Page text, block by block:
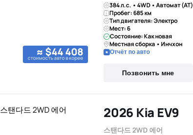
≈ $44 408
стоимость авто в корее
384 л.с. • 4WD • Автомат (AT)
Пробег: 685 км
Тип двигателя: Электро
Мест: 6
Состояние: Как новая
Местная сборка • Инчхон
Отчёт по авто
Позвонить мне
2026 Kia EV9
스탠다드 2WD 에어